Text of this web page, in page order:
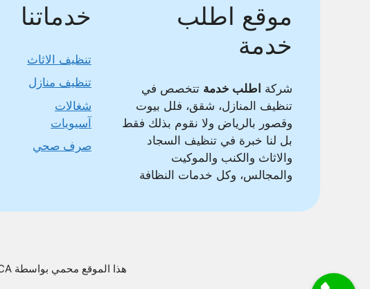
موقع اطلب
خدمة
شركة اطلب خدمة تتخصص في
تنظيف المنازل، شقق، فلل بيوت
وقصور بالرياض ولا نقوم بذلك فقط
بل لنا خبرة في تنظيف السجاد
والاثاث والكنب والموكيت
والمجالس، وكل خدمات النظافة
خدماتنا
تنظيف الاثاث
تنظيف منازل
شغالات
آسيويات
صرف صحي
هذا الموقع محمي بواسطة DMCA وغير مسموح بنقل محتواه وسيتم الإبلاغ عن أي سرقة محتوى أو نسخه